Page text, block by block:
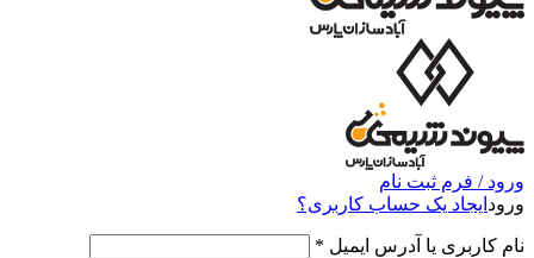
ورود / فرم ثبت نام
ورود ایجاد یک حساب کاربری؟
نام کاربری یا آدرس ایمیل *